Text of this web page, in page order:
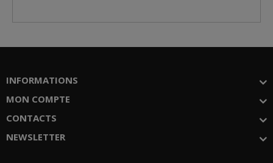
INFORMATIONS
MON COMPTE
CONTACTS
NEWSLETTER